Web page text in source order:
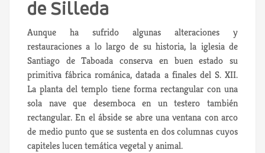
de Silleda
Aunque ha sufrido algunas alteraciones y
restauraciones a lo largo de su historia, la iglesia de
Santiago de Taboada conserva en buen estado su
primitiva fábrica románica, datada a finales del S. XII.
La planta del templo tiene forma rectangular con una
sola nave que desemboca en un testero también
rectangular. En el ábside se abre una ventana con arco
de medio punto que se sustenta en dos columnas cuyos
capiteles lucen temática vegetal y animal.